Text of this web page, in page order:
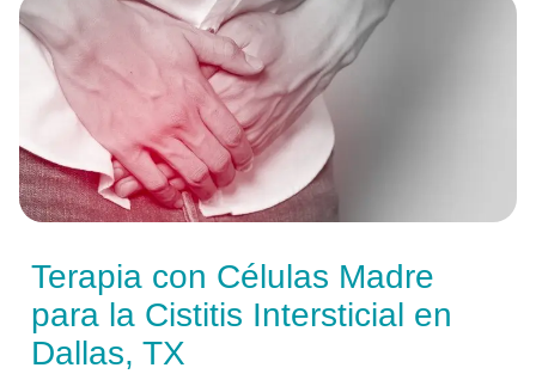
Terapia con Células Madre
para la Cistitis Intersticial en
Dallas, TX